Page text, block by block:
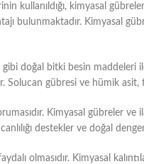
kullanıldığı, kimyasal
bulunmaktadır. Kimyasal
gibi doğal bitki besin maddeleri
Solucan gübresi ve hümik
Kimyasal gübreler ve
destekler ve doğal
olmasıdır. Kimyasal